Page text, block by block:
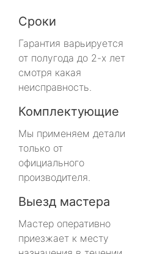
Сроки
Гарантия варьируется
от полугода до 2-х лет
смотря какая
неисправность.
Комплектующие
Мы применяем детали
только от
официального
производителя.
Выезд мастера
Мастер оперативно
приезжает к месту